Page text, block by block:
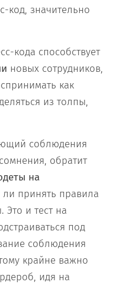
код, значительно
кода способствует
новых сотрудников,
как
из толпы,
соблюдения
обратит
на
ли принять правила
Это и тест на
под
соблюдения
крайне важно
идя на